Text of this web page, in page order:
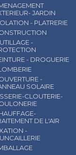
JARDIN
- PLATRERIE
-
- DROGUERIE
-
SOLAIRE
CLOUTERIE-
DE L'AIR
-